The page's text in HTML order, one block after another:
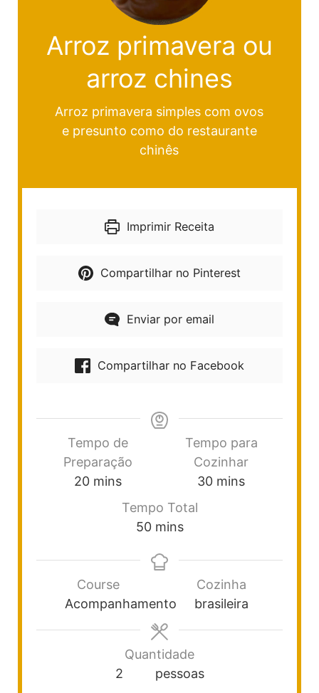
Arroz primavera ou
arroz chines
Arroz primavera simples com ovos
e presunto como do restaurante
chinês
Imprimir Receita
Compartilhar no Pinterest
Enviar por email
Compartilhar no Facebook
Tempo de
Preparação
20 mins
Tempo para
Cozinhar
30 mins
Tempo Total
50 mins
Course
Acompanhamento
Cozinha
brasileira
Quantidade
2
pessoas